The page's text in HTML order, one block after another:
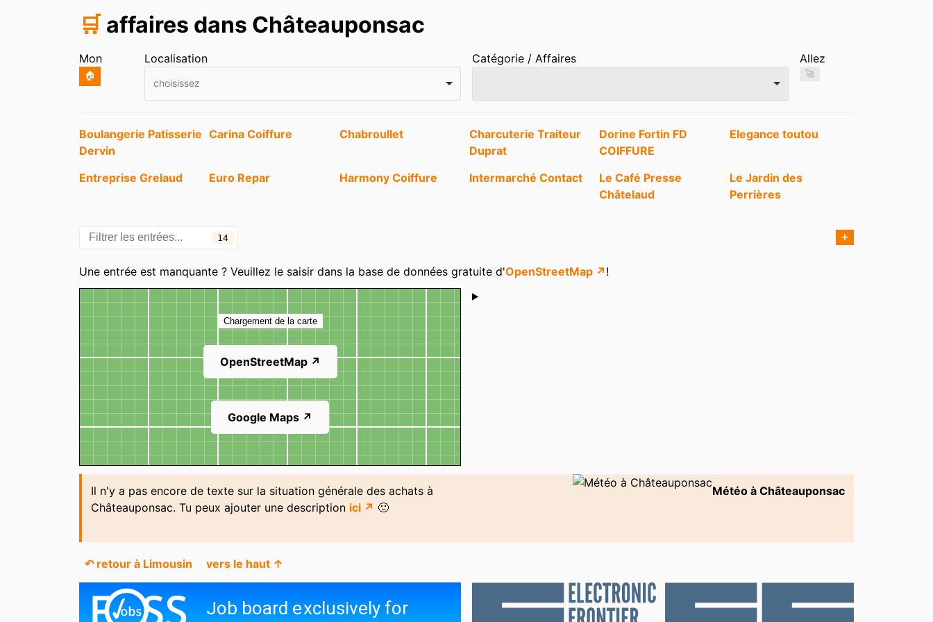
🛒 affaires dans Châteauponsac
Mon
🏠
Localisation
choisissez
Catégorie / Affaires Allez
🚀
Entrées
Boulangerie Patisserie
Dervin
Carina Coiffure Chabroullet
Charcuterie Traiteur
Duprat
Dorine Fortin FD
COIFFURE
Elegance toutou
Entreprise Grelaud Euro Repar Harmony Coiffure Intermarché Contact
Le Café Presse
Châtelaud
Le Jardin des
Perrières
14 ➕
Catégories
Une entrée est manquante ? Veuillez le saisir dans la base de données gratuite d'OpenStreetMap ↗ !
Carte
Chargement de la carte
OpenStreetMap ↗
Google Maps ↗
Shoutbox
Il n'y a pas encore de texte sur la situation générale des achats à
Châteauponsac. Tu peux ajouter une description ici ↗ 🙂
Météo à Châteauponsac
↶ retour à Limousin vers le haut ↑